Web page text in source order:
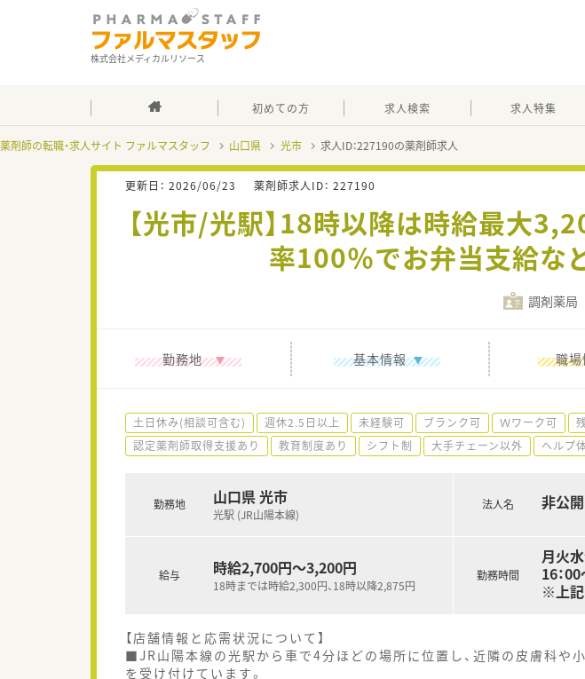
株式会社メディカルリソース
初めての方 求人検索 求人特集
薬剤師の転職・求人サイト ファルマスタッフ 山口県 光市 求人ID：227190の薬剤師求人
更新日： 2026/06/23 薬剤師求人ID： 227190
【光市/光駅】18時以降は時給最大
率100％でお弁当支給な
調剤薬局
勤務地 基本情報 職
土日休み(相談可含む) 週休2.5日以上 未経験可 ブランク可 Ｗワーク可
認定薬剤師取得支援あり
教育制度あり シフト制 大手チェーン以外 ヘルプ
勤務地 山口県 光市
光駅 (JR山陽本線)
給与 時給2,700円～3,200円
18時までは時給2,300円、18時以降2,875円
法人名 非公開
勤務時間
月火
16：
※上記
【店舗情報と応需状況について】
■JR山陽本線の光駅から車で4分ほどの場所に位置し、近隣の皮膚科や
を受け付けています。